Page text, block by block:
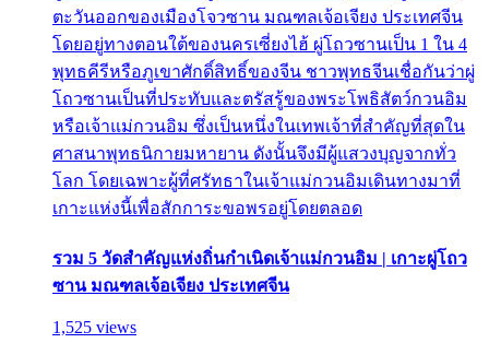
ตะวันออกของเมืองโจวซาน มณฑลเจ้อเจียง ประเทศจีน
โดยอยู่ทางตอนใต้ของนครเซี่ยงไฮ้ ผู่โถวซานเป็น 1 ใน 4
พุทธคีรีหรือภูเขาศักดิ์สิทธิ์ของจีน ชาวพุทธจีนเชื่อกันว่าผู่
โถวซานเป็นที่ประทับและตรัสรู้ของพระโพธิสัตว์กวนอิม
หรือเจ้าแม่กวนอิม ซึ่งเป็นหนึ่งในเทพเจ้าที่สำคัญที่สุดใน
ศาสนาพุทธนิกายมหายาน ดังนั้นจึงมีผู้แสวงบุญจากทั่ว
โลก โดยเฉพาะผู้ที่ศรัทธาในเจ้าแม่กวนอิมเดินทางมาที่
เกาะแห่งนี้เพื่อสักการะขอพรอยู่โดยตลอด
รวม 5 วัดสำคัญแห่งถิ่นกำเนิดเจ้าแม่กวนอิม | เกาะผู่โถว
ซาน มณฑลเจ้อเจียง ประเทศจีน
1,525 views